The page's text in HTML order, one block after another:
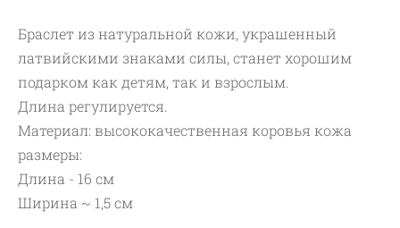
Браслет из натуральной кожи, украшенный
латвийскими знаками силы, станет хорошим
подарком как детям, так и взрослым.
Длина регулируется.
Материал: высококачественная коровья кожа
размеры:
Длина - 16 см
Ширина ~ 1,5 см